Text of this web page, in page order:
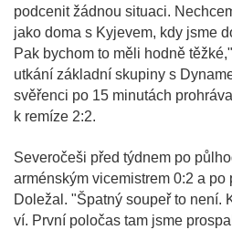
podcenit žádnou situaci.
jako doma s Kyjevem, kdy jsme
Pak bychom to měli hodně
utkání základní skupiny s
svěřenci po 15 minutách
k remíze 2:2.
Severočeši před týdnem po
arménským vicemistrem 0:2 a
Doležal. "Špatný soupeř to není.
ví. První poločas tam jsme